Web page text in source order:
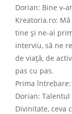
Dorian: Bine v-
Kreatoria.ro:
tine și ne-ai
interviu, să ne
de viață, de
pas cu pas.
Prima
Dorian:
Divinitate, ceva